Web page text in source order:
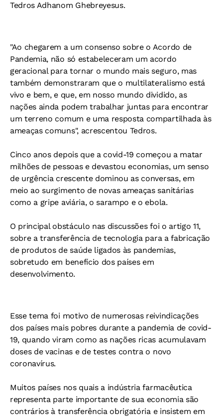
Tedros Adhanom Ghebreyesus.
"Ao chegarem a um consenso sobre o Acordo de
Pandemia, não só estabeleceram um acordo
geracional para tornar o mundo mais seguro, mas
também demonstraram que o multilateralismo está
vivo e bem, e que, em nosso mundo dividido, as
nações ainda podem trabalhar juntas para encontrar
um terreno comum e uma resposta compartilhada às
ameaças comuns", acrescentou Tedros.
Cinco anos depois que a covid-19 começou a matar
milhões de pessoas e devastou economias, um senso
de urgência crescente dominou as conversas, em
meio ao surgimento de novas ameaças sanitárias
como a gripe aviária, o sarampo e o ebola.
O principal obstáculo nas discussões foi o artigo 11,
sobre a transferência de tecnologia para a fabricação
de produtos de saúde ligados às pandemias,
sobretudo em benefício dos países em
desenvolvimento.
Esse tema foi motivo de numerosas reivindicações
dos países mais pobres durante a pandemia de covid-
19, quando viram como as nações ricas acumulavam
doses de vacinas e de testes contra o novo
coronavírus.
Muitos países nos quais a indústria farmacêutica
representa parte importante de sua economia são
contrários à transferência obrigatória e insistem em